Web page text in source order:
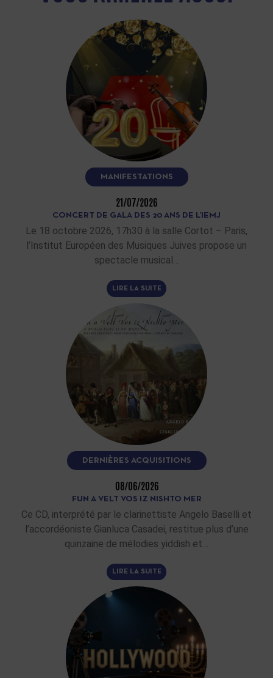
MANIFESTATIONS
21/07/2026
CONCERT DE GALA DES 20 ANS DE L’IEMJ
Le 18 octobre 2026, 17h30 à la salle Cortot – Paris,
l’Institut Européen des Musiques Juives propose un
spectacle musical…
LIRE LA SUITE
DERNIÈRES ACQUISITIONS
08/06/2026
FUN A VELT VOS IZ NISHTO MER
Ce CD, interprété par le clarinettiste Angelo Baselli et
l’accordéoniste Gianluca Casadei, restitue plus d’une
quinzaine de mélodies yiddish et…
LIRE LA SUITE